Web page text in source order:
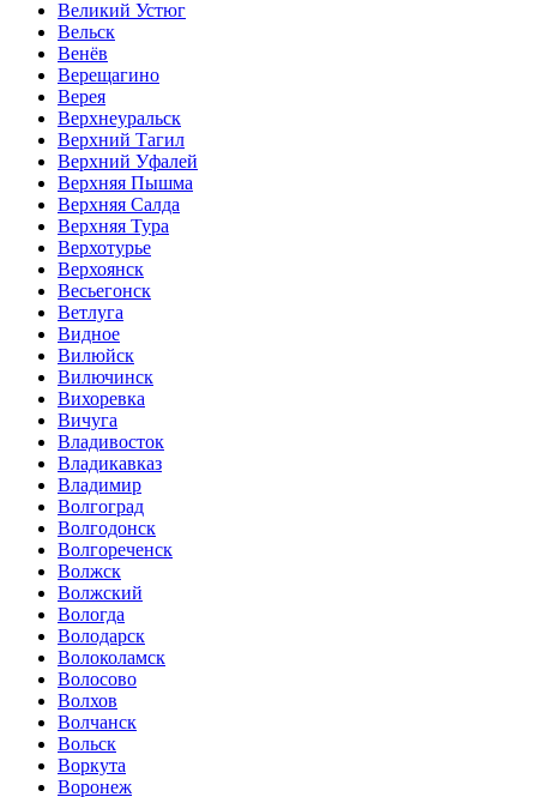
Великий Устюг
Вельск
Венёв
Верещагино
Верея
Верхнеуральск
Верхний Тагил
Верхний Уфалей
Верхняя Пышма
Верхняя Салда
Верхняя Тура
Верхотурье
Верхоянск
Весьегонск
Ветлуга
Видное
Вилюйск
Вилючинск
Вихоревка
Вичуга
Владивосток
Владикавказ
Владимир
Волгоград
Волгодонск
Волгореченск
Волжск
Волжский
Вологда
Володарск
Волоколамск
Волосово
Волхов
Волчанск
Вольск
Воркута
Воронеж